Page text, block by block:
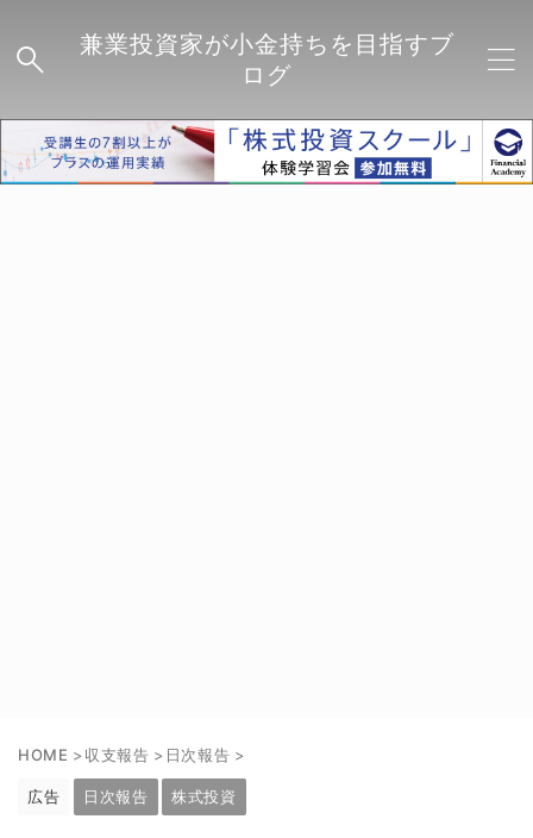
兼業投資家が小金持ちを目指すブ
ログ
HOME >収支報告 > 日次報告 >
広告 日次報告 株式投資